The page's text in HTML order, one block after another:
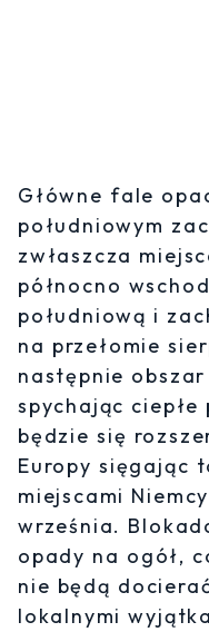
Główne fale
południowym
zwłaszcza
północno
południową i
na przełomie
następnie
spychając
będzie się
Europy sięgając
miejscami
września.
opady na ogół,
nie będą
lokalnymi